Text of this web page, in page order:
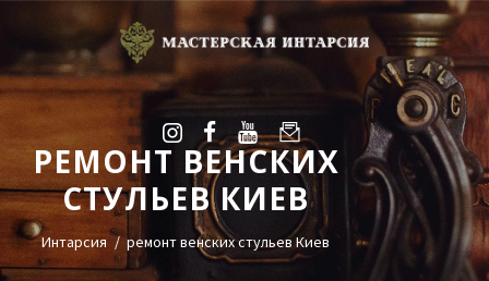
РЕМОНТ ВЕНСКИХ
СТУЛЬЕВ КИЕВ
Интарсия ремонт венских стульев Киев
УСЛУГИ
ГАЛЕРЕЯ
ОЦЕНКА
О НАС